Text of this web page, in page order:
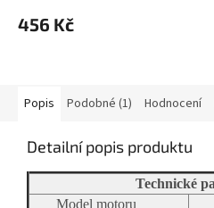
456 Kč
Popis Podobné (1) Hodnocení
Detailní popis produktu
Technické
Model motoru